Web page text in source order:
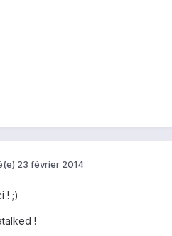
23 février 2014
! ;)
!